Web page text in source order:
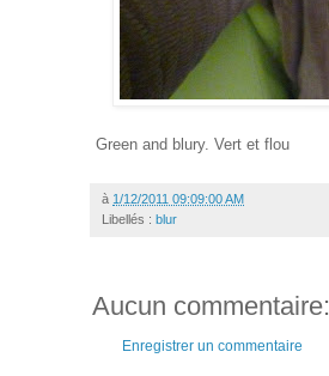
Green and blury. Vert et flou
à 1/12/2011 09:09:00 AM
Libellés : blur
Aucun commentaire:
Enregistrer un commentaire